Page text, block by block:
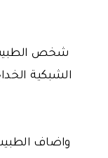
شخص الطبيب
الشبكية
واضاف